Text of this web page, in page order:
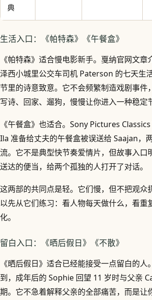
典
生活入口：《帕特森》《午餐盒》
《帕特森》适合慢电影新手。戛纳官网文章
泽西小城里公交车司机 Paterson 的七天生
节里的诗意致意。它不会频繁制造戏剧事件
写诗、回家、遛狗，慢慢让你进入一种稳定
《午餐盒》也适合。Sony Pictures Classics
Ila 准备给丈夫的午餐盒被误送给 Saajan，
流。它不是典型快节奏爱情片，但故事入口
送达的便当，给两个孤独的人打开了对话。
这两部的共同点是轻。它们慢，但不把观众
以先从它们练习：看人物每天做什么，看重
化。
留白入口：《晒后假日》《不散》
《晒后假日》适合已经能接受一点留白的人
到，成年后的 Sophie 回望 11 岁时与父亲
期。它不急着解释父亲的全部痛苦，而是让